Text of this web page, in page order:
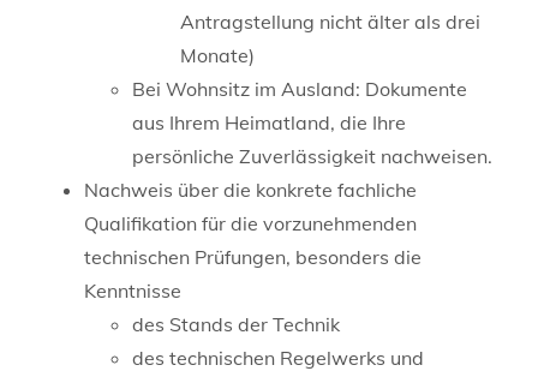
Antragstellung nicht älter als drei
Monate)
Bei Wohnsitz im Ausland: Dokumente
aus Ihrem Heimatland, die Ihre
persönliche Zuverlässigkeit nachweisen.
Nachweis über die konkrete fachliche
Qualifikation für die vorzunehmenden
technischen Prüfungen, besonders die
Kenntnisse
des Stands der Technik
des technischen Regelwerks und